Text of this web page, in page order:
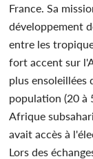
France. Sa
développement
entre les
fort accent sur
plus ensoleillées
population (20 à
Afrique
avait accès à
Lors des